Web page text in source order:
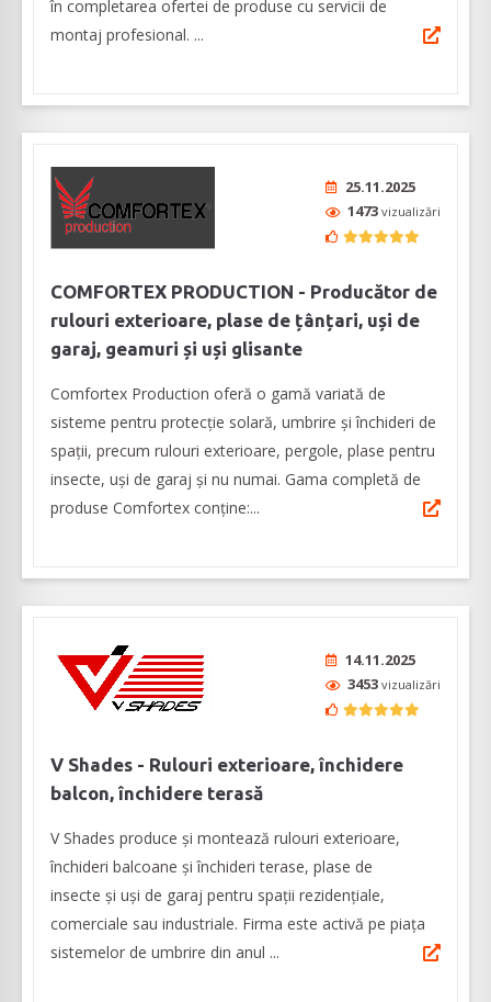
în completarea ofertei de produse cu servicii de
montaj profesional. ...
25.11.2025
1473 vizualizări
COMFORTEX PRODUCTION - Producător de
rulouri exterioare, plase de țânțari, uși de
garaj, geamuri și uși glisante
Comfortex Production oferă o gamă variată de
sisteme pentru protecție solară, umbrire și închideri de
spații, precum rulouri exterioare, pergole, plase pentru
insecte, uşi de garaj şi nu numai. Gama completă de
produse Comfortex conţine:...
14.11.2025
3453 vizualizări
V Shades - Rulouri exterioare, închidere
balcon, închidere terasă
V Shades produce și montează rulouri exterioare,
închideri balcoane și închideri terase, plase de
insecte și uși de garaj pentru spații rezidențiale,
comerciale sau industriale. Firma este activă pe piața
sistemelor de umbrire din anul ...